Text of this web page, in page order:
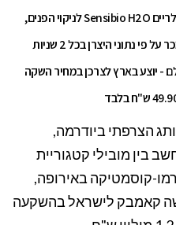
מיסלריים Sensibio H2O לניקוי הפנים,
הנמכר על פי נתוני היצרן בכל 2 שניות
- יוצע בארץ לצרכן במחיר השקה
הצרפתי ביודרמה,
בין מובילי קטגוריית
קוסמטיקה באירופה,
קאמבק לישראל בהשקעה